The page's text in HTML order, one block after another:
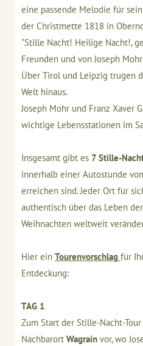
eine passende Melodie für
der Christmette 1818 in
"Stille Nacht! Heilige Nacht!,
Freunden und von Joseph
Über Tirol und Leipzig trugen
Welt hinaus.
Joseph Mohr und Franz Xaver
wichtige Lebensstationen im
Insgesamt gibt es 7 Stille-
innerhalb einer Autostunde
erreichen sind. Jeder Ort für
authentisch über das Leben
Weihnachten weltweit
Hier ein Tourenvorschlag für
Entdeckung:
TAG 1
Zum Start der Stille-Nacht-
Nachbarort Wagrain vor, wo